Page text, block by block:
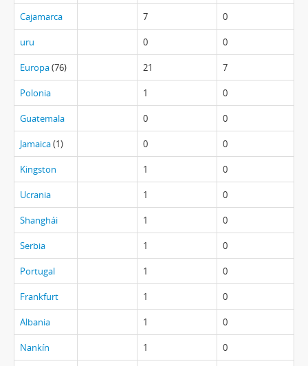
Cajamarca 7 0
uru 0 0
Europa(76) 21 7
Polonia 1 0
Guatemala 0 0
Jamaica(1) 0 0
Kingston 1 0
Ucrania 1 0
Shanghái 1 0
Serbia 1 0
Portugal 1 0
Frankfurt 1 0
Albania 1 0
Nankín 1 0